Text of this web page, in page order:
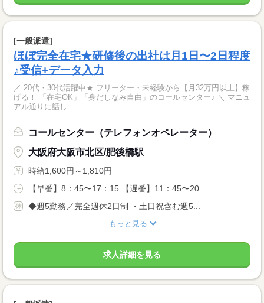
[一般派遣]
ほぼ完全在宅★研修後の出社は月1日〜2日程度
♪受信+データ入力
／ 20代・30代活躍中★ フリーター・未経験から【月32万円以上】稼
げる！ 「在宅OK」「身だしなみ自由」のコールセンター♪ ＼ マニュ
アル通りに話し...
コールセンター（テレフォンオペレーター）
大阪府大阪市北区/肥後橋駅
時給1,600円～1,810円
【早番】8：45〜17：15 【遅番】11：45〜20...
◆週5勤務／完全週休2日制 ・土日祝含む週5...
もっと見る
求人詳細を見る